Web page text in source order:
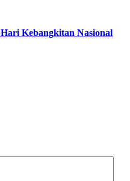
Kebangkitan Nasional